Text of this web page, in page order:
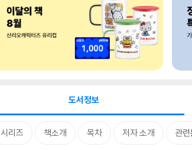
도서정보
시리즈 책소개 목차 저자 소개 관